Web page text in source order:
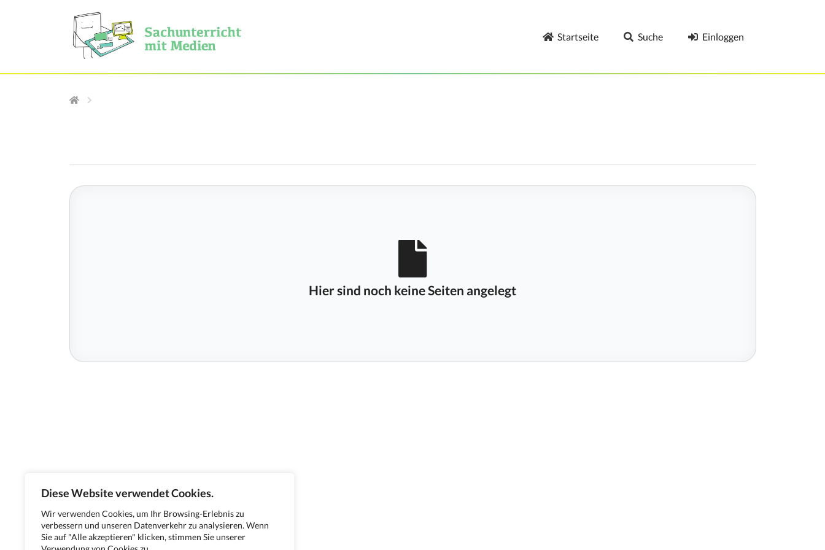
Diese Website verwendet Cookies.
Wir verwenden Cookies, um Ihr Browsing-Erlebnis zu
verbessern und unseren Datenverkehr zu analysieren. Wenn
Sie auf "Alle akzeptieren" klicken, stimmen Sie unserer
Startseite Suche Einloggen
Hier sind noch keine Seiten angelegt